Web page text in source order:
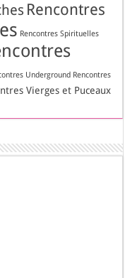
Rencontres
Rencontres Spirituelles
Underground Rencontres
Vierges et Puceaux